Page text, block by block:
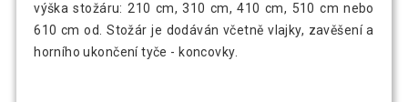
výška stožáru: 210 cm, 310 cm, 410 cm, 510 cm nebo
610 cm od. Stožár je dodáván včetně vlajky, zavěšení a
horního ukončení tyče - koncovky.